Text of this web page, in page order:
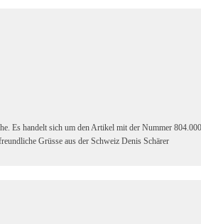
Es handelt sich um den Artikel mit der Nummer
Grüsse aus der Schweiz Denis Schärer